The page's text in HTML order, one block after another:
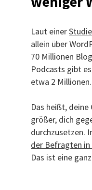
Laut einer
allein über
70 Millionen
Podcasts gibt
etwa 2 Millionen.
Das heißt,
größer, dich
durchzusetzen.
der Befragten in
Das ist eine